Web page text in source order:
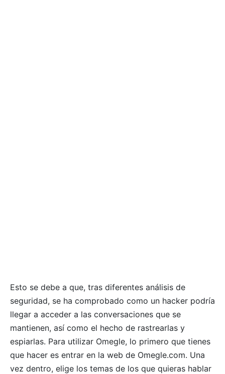
Esto se debe a que, tras diferentes análisis de
seguridad, se ha comprobado como un hacker podría
llegar a acceder a las conversaciones que se
mantienen, así como el hecho de rastrearlas y
espiarlas. Para utilizar Omegle, lo primero que tienes
que hacer es entrar en la web de Omegle.com. Una
vez dentro, elige los temas de los que quieras hablar